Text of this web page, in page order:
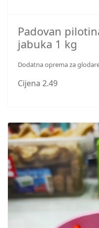
Padovan
jabuka 1 kg
Dodatna oprema za
Cijena 2.49